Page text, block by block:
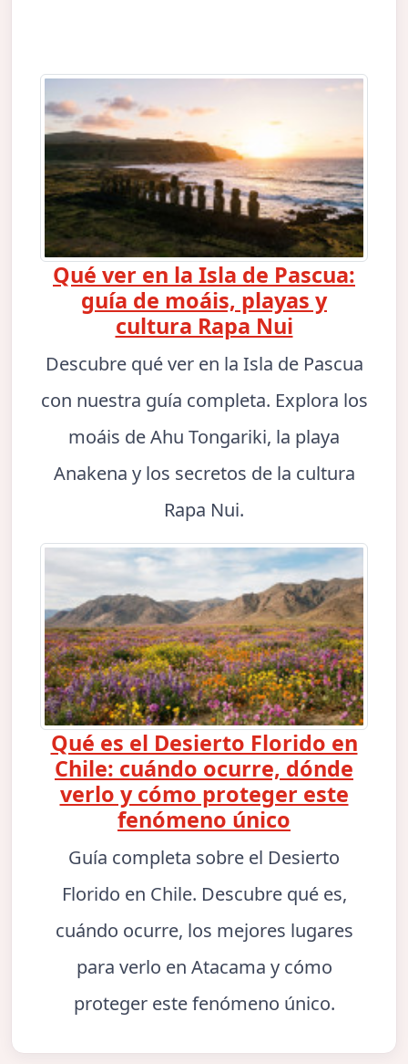
Qué ver en la Isla de Pascua:
guía de moáis, playas y
cultura Rapa Nui
Descubre qué ver en la Isla de Pascua
con nuestra guía completa. Explora los
moáis de Ahu Tongariki, la playa
Anakena y los secretos de la cultura
Rapa Nui.
Qué es el Desierto Florido en
Chile: cuándo ocurre, dónde
verlo y cómo proteger este
fenómeno único
Guía completa sobre el Desierto
Florido en Chile. Descubre qué es,
cuándo ocurre, los mejores lugares
para verlo en Atacama y cómo
proteger este fenómeno único.